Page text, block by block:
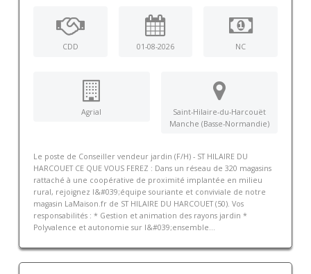
CDD 01-08-2026 NC
Agrial
Saint-Hilaire-du-Harcouët
Manche (Basse-Normandie)
Le poste de Conseiller vendeur jardin (F/H) - ST HILAIRE DU
HARCOUET CE QUE VOUS FEREZ : Dans un réseau de 320 magasins
rattaché à une coopérative de proximité implantée en milieu
rural, rejoignez l&#039;équipe souriante et conviviale de notre
magasin LaMaison.fr de ST HILAIRE DU HARCOUET (50). Vos
responsabilités : * Gestion et animation des rayons jardin *
Polyvalence et autonomie sur l&#039;ensemble...